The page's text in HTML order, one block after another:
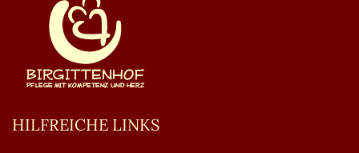
HILFREICHE LINKS